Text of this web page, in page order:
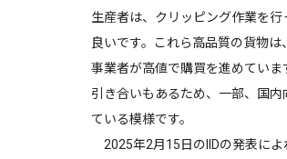
生産者は、クリッピング作業を
良いです。これら高品質の貨物
事業者が高値で購買を進めてい
引き合いもあるため、一部、国
ている模様です。
2025年2月15日のIIDの発表によ